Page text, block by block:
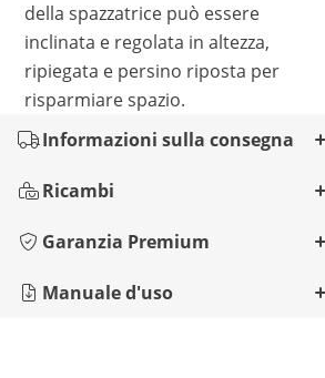
della spazzatrice può essere
inclinata e regolata in altezza,
ripiegata e persino riposta per
risparmiare spazio.
Informazioni sulla consegna
Ricambi
Garanzia Premium
Manuale d'uso